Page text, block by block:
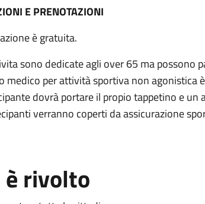
E PRENOTAZIONI
è gratuita.
sono dedicate agli over 65 ma possono
medico per attività sportiva non agonistica
dovrà portare il propio tappetino e un
verranno coperti da assicurazione
è rivolto